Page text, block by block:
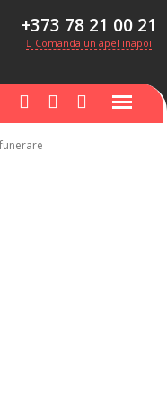
+373 78 21 00 21
Comanda un apel inapoi